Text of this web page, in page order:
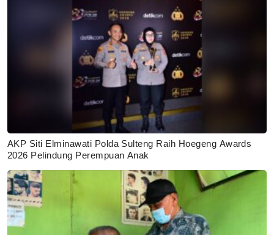
AKP Siti Elminawati Polda Sulteng Raih Hoegeng Awards
2026 Pelindung Perempuan Anak